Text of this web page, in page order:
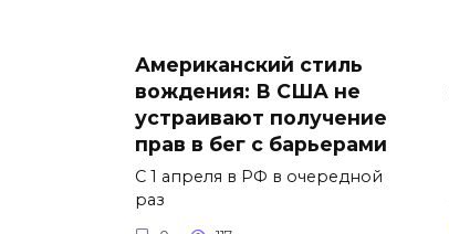
Американский стиль
вождения: В США не
устраивают получение
прав в бег с барьерами
С 1 апреля в РФ в очередной
раз